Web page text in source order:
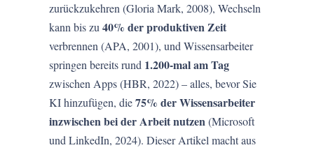
zurückzukehren (Gloria Mark, 2008), Wechseln
kann bis zu40% der produktiven Zeit
verbrennen (APA, 2001), und Wissensarbeiter
springen bereits rund 1.200-mal am Tag
zwischen Apps (HBR, 2022) – alles, bevor Sie
KI hinzufügen, die75% der Wissensarbeiter
inzwischen bei der Arbeit nutzen(Microsoft
und LinkedIn, 2024). Dieser Artikel macht aus